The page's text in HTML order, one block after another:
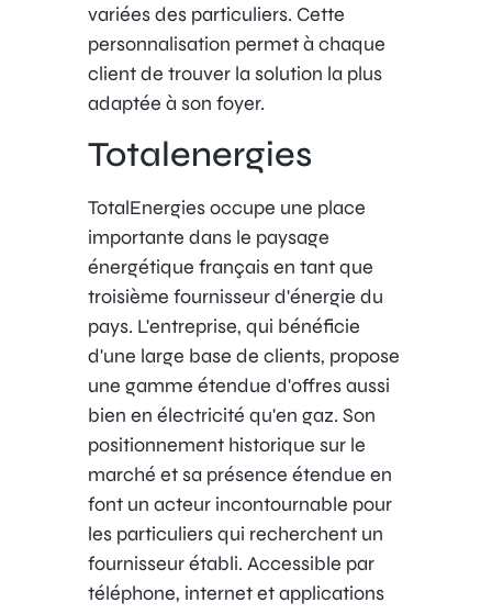
variées des particuliers. Cette
personnalisation permet à chaque
client de trouver la solution la plus
adaptée à son foyer.
Totalenergies
TotalEnergies occupe une place
importante dans le paysage
énergétique français en tant que
troisième fournisseur d'énergie du
pays. L'entreprise, qui bénéficie
d'une large base de clients, propose
une gamme étendue d'offres aussi
bien en électricité qu'en gaz. Son
positionnement historique sur le
marché et sa présence étendue en
font un acteur incontournable pour
les particuliers qui recherchent un
fournisseur établi. Accessible par
téléphone, internet et applications